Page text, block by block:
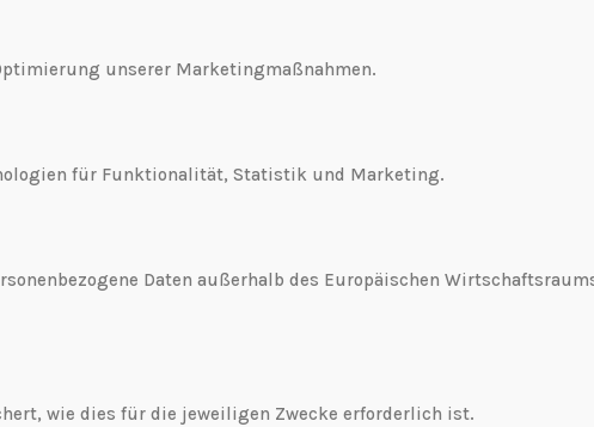
unserer Marketingmaßnahmen.
für Funktionalität, Statistik und Marketing.
Daten außerhalb des Europäischen
wie dies für die jeweiligen Zwecke erforderlich ist.